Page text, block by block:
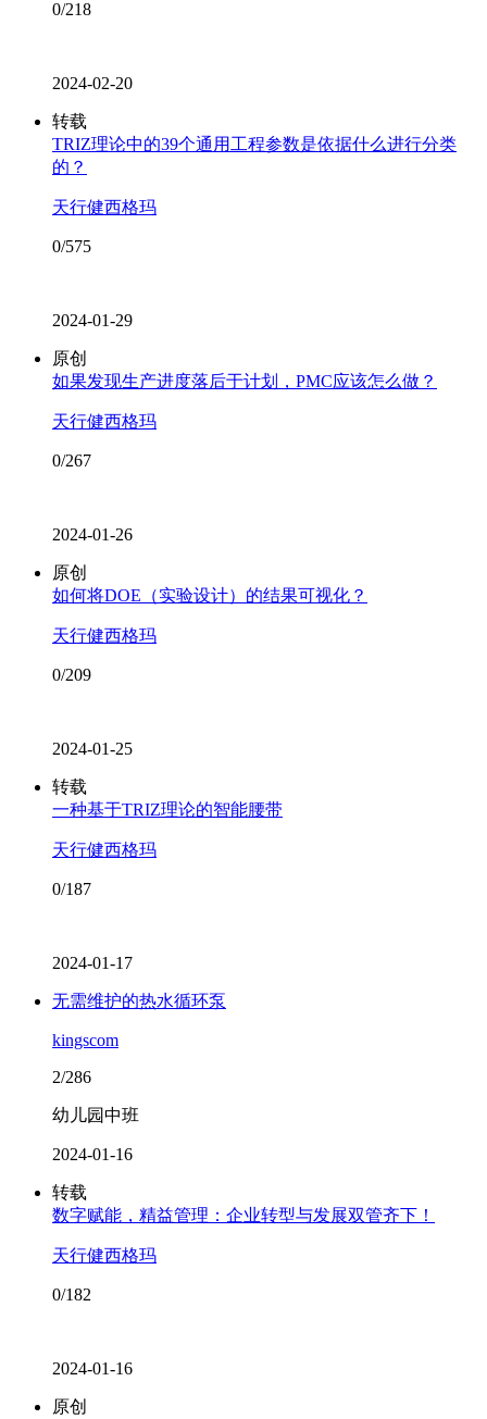
0/218
2024-02-20
转载
TRIZ理论中的39个通用工程参数是依据什么进行分类
的？
天行健西格玛
0/575
2024-01-29
原创
如果发现生产进度落后于计划，PMC应该怎么做？
天行健西格玛
0/267
2024-01-26
原创
如何将DOE（实验设计）的结果可视化？
天行健西格玛
0/209
2024-01-25
转载
一种基于TRIZ理论的智能腰带
天行健西格玛
0/187
2024-01-17
无需维护的热水循环泵
kingscom
2/286
幼儿园中班
2024-01-16
转载
数字赋能，精益管理：企业转型与发展双管齐下！
天行健西格玛
0/182
2024-01-16
原创